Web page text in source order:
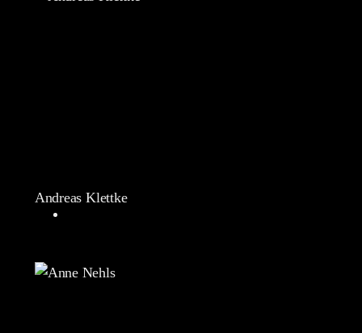
Andreas Klettke